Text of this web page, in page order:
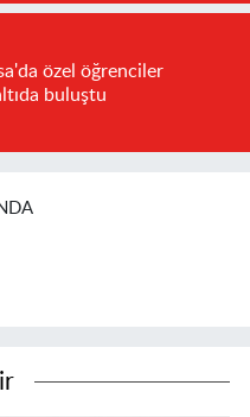
özel öğrenciler
buluştu